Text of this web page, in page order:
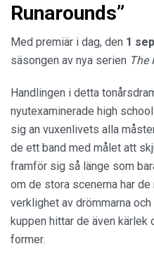
Runarounds”
Med premiär i dag, den 1
säsongen av nya serien The
Handlingen i detta
nyutexaminerade high
sig an vuxenlivets alla
de ett band med målet att
framför sig så länge som
om de stora scenerna har
verklighet av drömmarna
kuppen hittar de även
former.